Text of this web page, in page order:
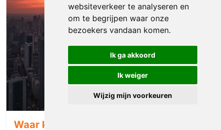
websiteverkeer te analyseren en
om te begrijpen waar onze
bezoekers vandaan komen.
Ik ga akkoord
Ik weiger
Wijzig mijn voorkeuren
Waar komt het merk Puma vandaan?